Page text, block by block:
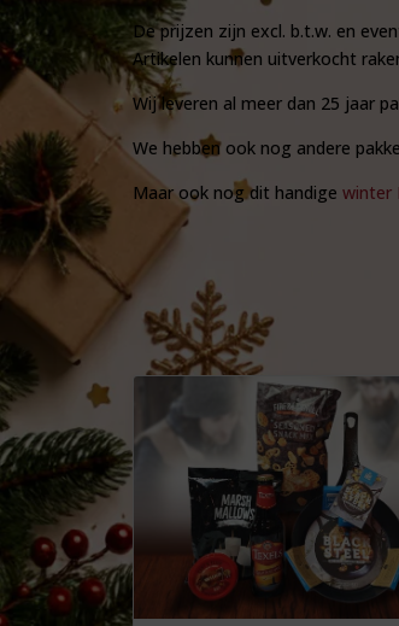
De prijzen zijn excl. b.t.w. en
Artikelen kunnen uitverkocht
Wij leveren al meer dan 25 jaar
We hebben ook nog andere
Maar ook nog dit handige winter